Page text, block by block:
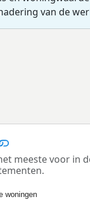
van de
meeste voor in
woningen